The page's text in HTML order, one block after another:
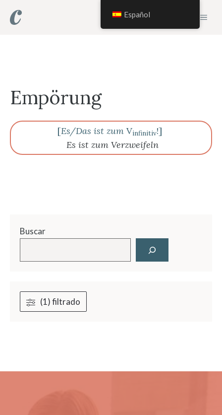
Empörung
[Es/Das ist zum Vinfinitiv!]
Es ist zum Verzweifeln
Buscar
(1) filtrado
Español